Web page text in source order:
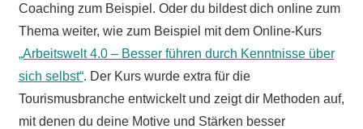
Coaching zum Beispiel. Oder du bildest dich online zum
Thema weiter, wie zum Beispiel mit dem Online-Kurs
„Arbeitswelt 4.0 – Besser führen durch Kenntnisse über
sich selbst“. Der Kurs wurde extra für die
Tourismusbranche entwickelt und zeigt dir Methoden auf,
mit denen du deine Motive und Stärken besser